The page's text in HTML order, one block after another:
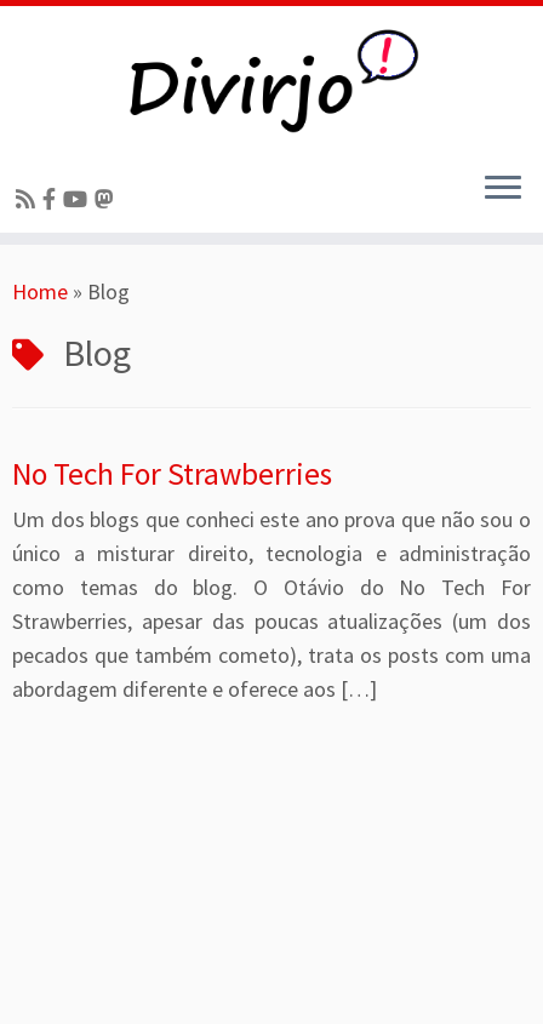
toHome » Blog
Blog
No Tech For Strawberries
Um dos blogs que conheci este ano prova que não sou o
único a misturar direito, tecnologia e administração
como temas do blog. O Otávio do No Tech For
Strawberries, apesar das poucas atualizações (um dos
pecados que também cometo), trata os posts com uma
abordagem diferente e oferece aos […]